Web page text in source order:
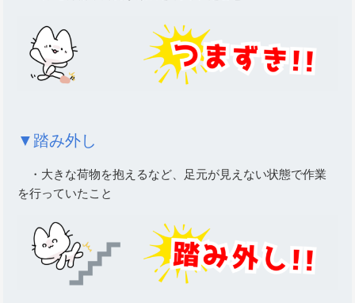
▼踏み外し
・大きな荷物を抱えるなど、足元が見えない状態で作業
を行っていたこと